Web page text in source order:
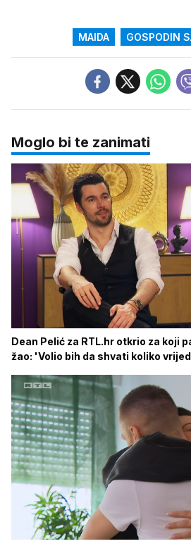
MAIDA GOSPODIN
Moglo bi te zanimati
Dean Pelić za RTL.hr otkrio za koji
žao: 'Volio bih da shvati koliko